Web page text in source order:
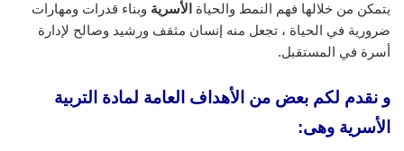
يتمكن من خلالها فهم النمط والحياة الأسرية وبناء قدرات ومهارات
ضرورية في الحياة ، تجعل منه إنسان مثقف ورشيد وصالح لإدارة
أسرة في المستقبل.
و نقدم لكم بعض من الأهداف العامة لمادة التربية
الأسرية وهى: